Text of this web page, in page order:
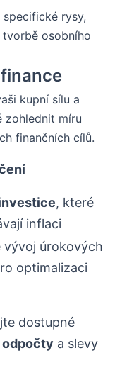
rysy,
osobního
kupní sílu a
zohlednit míru
finančních cílů.
, které
inflaci
vývoj úrokových
optimalizaci
dostupné
odpočty a slevy